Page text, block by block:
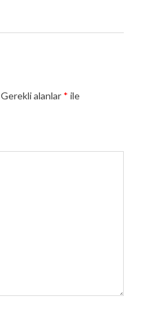
Gerekli alanlar * ile